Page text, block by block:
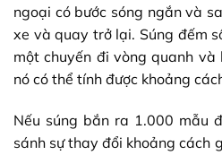
ngoại có bước sóng ngắn và
xe và quay trở lại. Súng đếm
một chuyến đi vòng quanh
nó có thể tính được khoảng
Nếu súng bắn ra 1.000 mẫu
sánh sự thay đổi khoảng cách